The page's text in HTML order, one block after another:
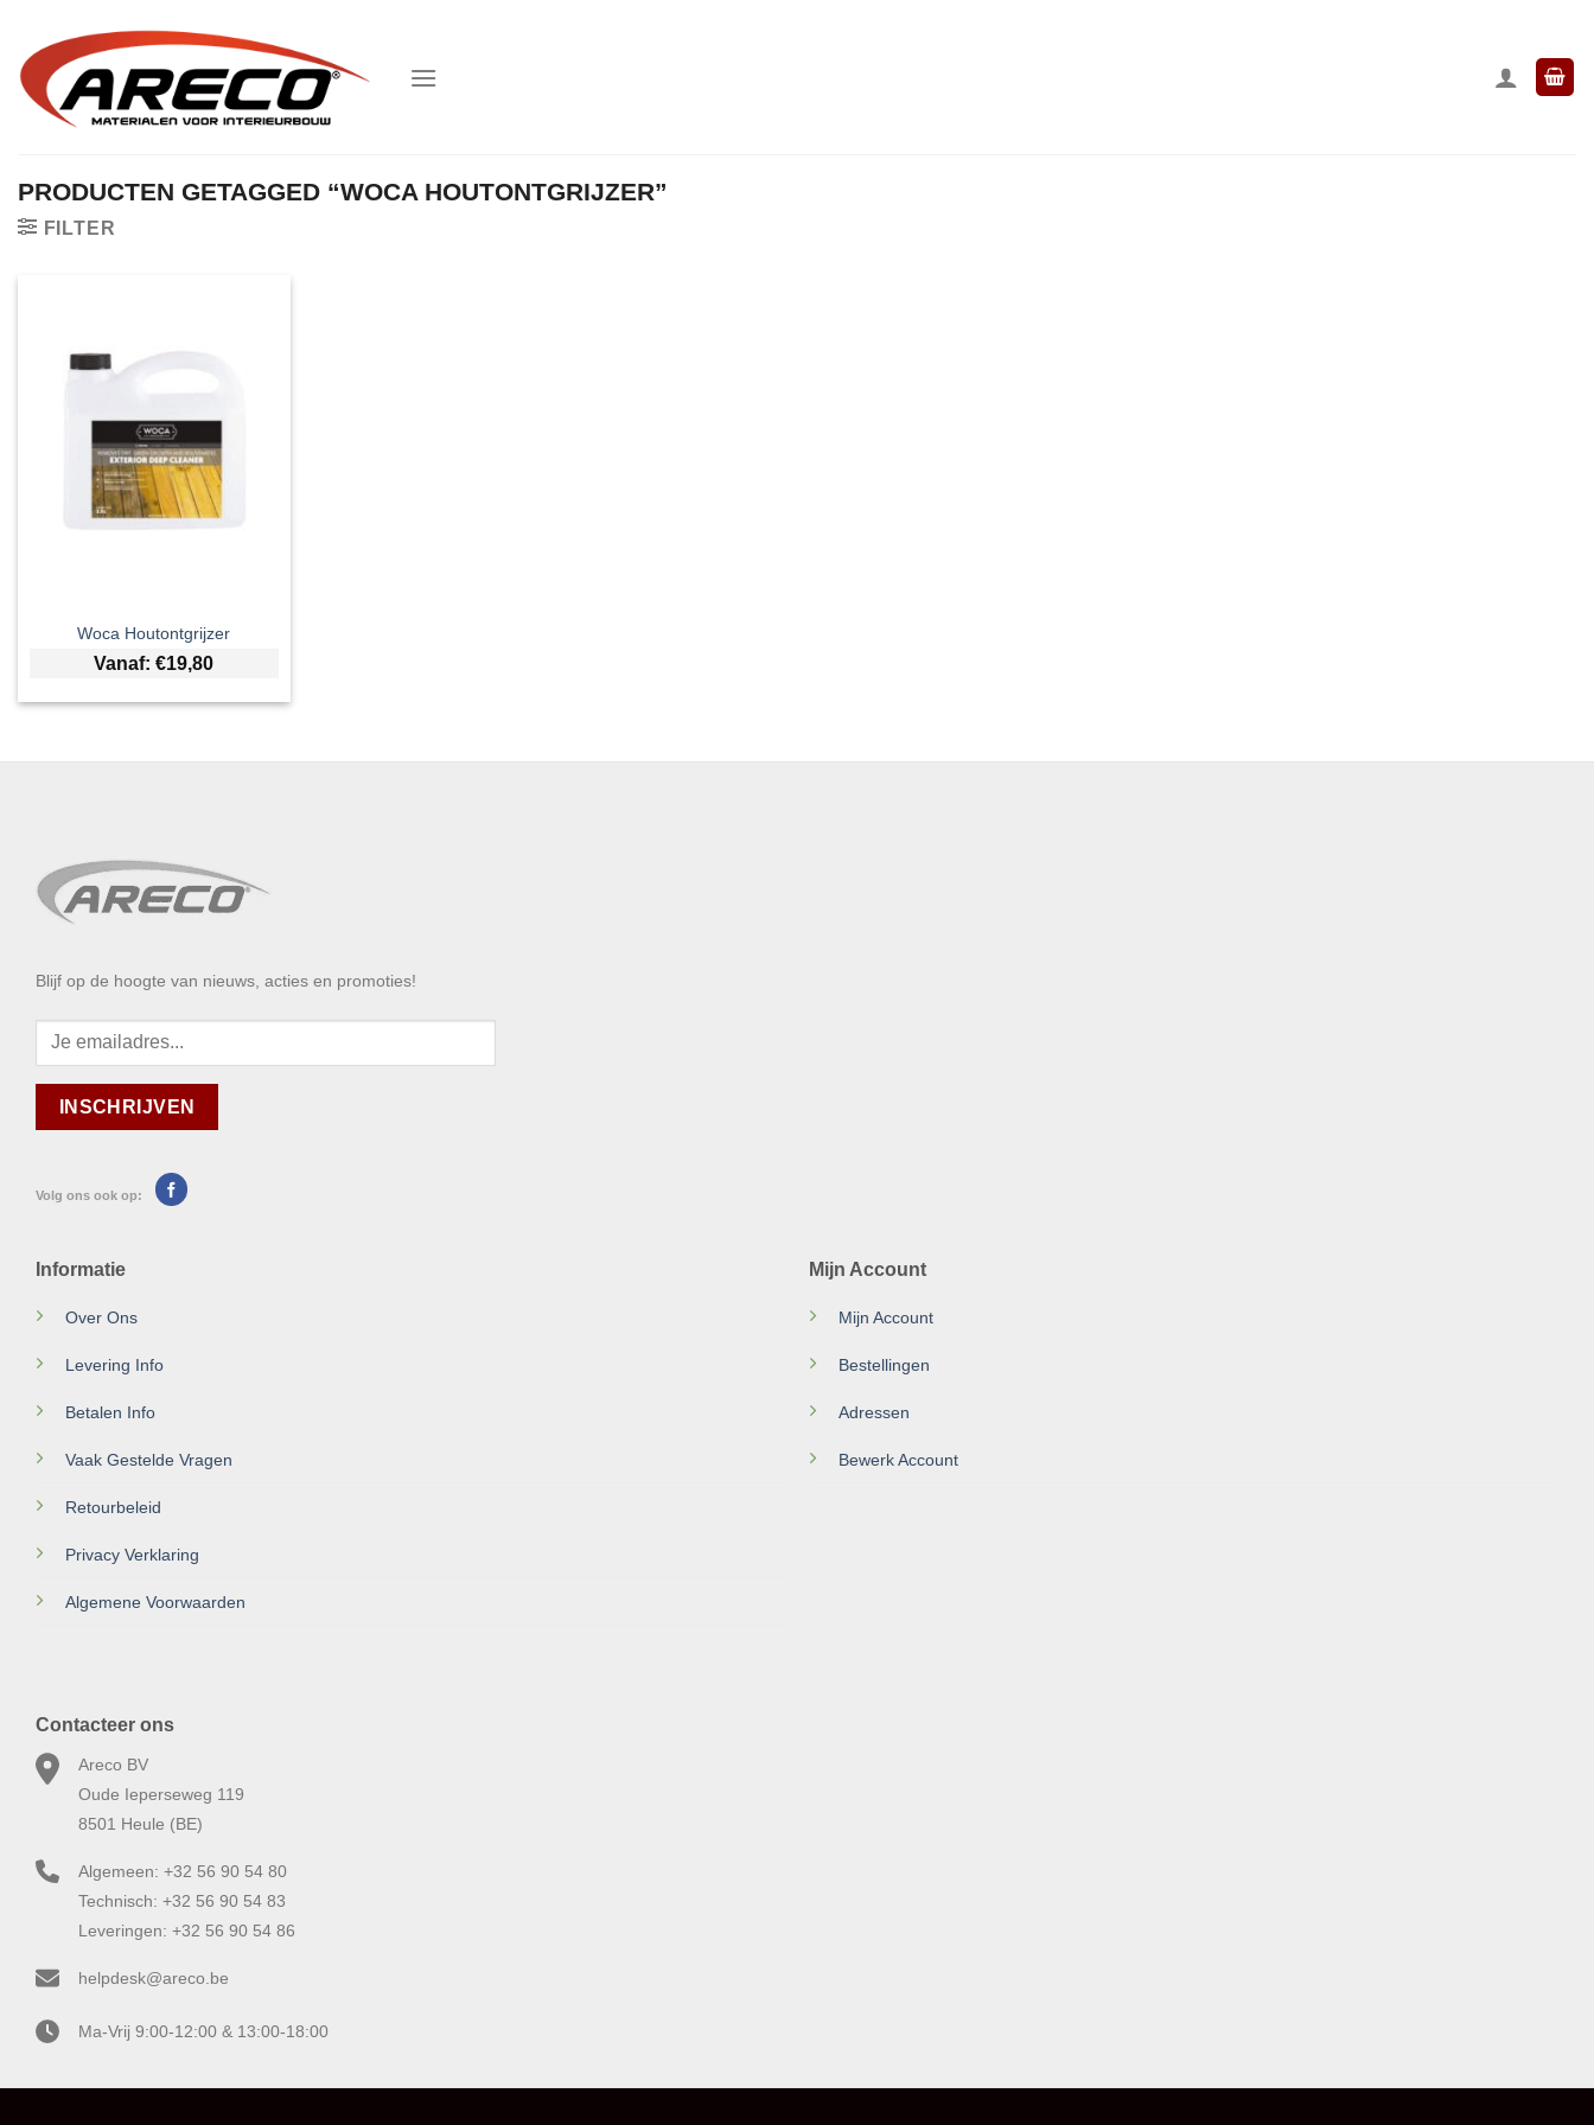
inhoud
PRODUCTEN GETAGGED “WOCA HOUTONTGRIJZER”
FILTER
Woca Houtontgrijzer
Vanaf:€19,80
Blijf op de hoogte van nieuws, acties en promoties!
Volg ons ook op:
Informatie
Over Ons
Levering Info
Betalen Info
Vaak Gestelde Vragen
Retourbeleid
Privacy Verklaring
Algemene Voorwaarden
Mijn Account
Mijn Account
Bestellingen
Adressen
Bewerk Account
Contacteer ons
Areco BV
Oude Ieperseweg 119
8501 Heule (BE)
Algemeen: +32 56 90 54 80
Technisch: +32 56 90 54 83
Leveringen: +32 56 90 54 86
helpdesk@areco.be
Ma-Vrij 9:00-12:00 & 13:00-18:00